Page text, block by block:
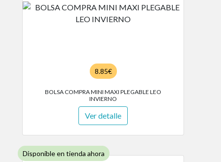
8.85€
BOLSA COMPRA MINI MAXI PLEGABLE LEO
INVIERNO
Ver detalle
Disponible en tienda ahora